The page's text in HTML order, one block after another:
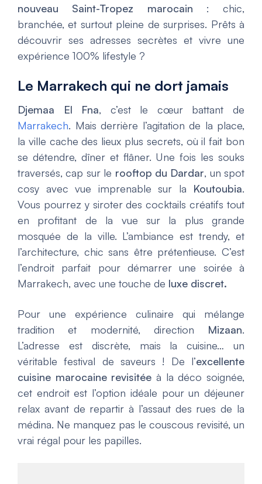
nouveau Saint-Tropez marocain : chic,
branchée, et surtout pleine de surprises. Prêts à
découvrir ses adresses secrètes et vivre une
expérience 100% lifestyle ?
Le Marrakech qui ne dort jamais
Djemaa El Fna, c’est le cœur battant de
Marrakech. Mais derrière l’agitation de la place,
la ville cache des lieux plus secrets, où il fait bon
se détendre, dîner et flâner. Une fois les souks
traversés, cap sur le rooftop du Dardar, un spot
cosy avec vue imprenable sur la Koutoubia.
Vous pourrez y siroter des cocktails créatifs tout
en profitant de la vue sur la plus grande
mosquée de la ville. L’ambiance est trendy, et
l’architecture, chic sans être prétentieuse. C’est
l’endroit parfait pour démarrer une soirée à
Marrakech, avec une touche de luxe discret.
Pour une expérience culinaire qui mélange
tradition et modernité, direction Mizaan.
L’adresse est discrète, mais la cuisine… un
véritable festival de saveurs ! De l’excellente
cuisine marocaine revisitée à la déco soignée,
cet endroit est l’option idéale pour un déjeuner
relax avant de repartir à l’assaut des rues de la
médina. Ne manquez pas le couscous revisité, un
vrai régal pour les papilles.